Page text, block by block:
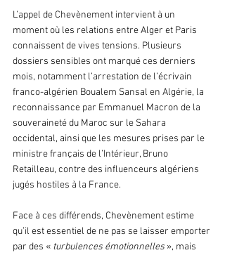
L’appel de Chevènement intervient à un
moment où les relations entre Alger et Paris
connaissent de vives tensions. Plusieurs
dossiers sensibles ont marqué ces derniers
mois, notamment l’arrestation de l’écrivain
franco-algérien Boualem Sansal en Algérie, la
reconnaissance par Emmanuel Macron de la
souveraineté du Maroc sur le Sahara
occidental, ainsi que les mesures prises par le
ministre français de l’Intérieur, Bruno
Retailleau, contre des influenceurs algériens
jugés hostiles à la France.
Face à ces différends, Chevènement estime
qu’il est essentiel de ne pas se laisser emporter
par des « turbulences émotionnelles », mais